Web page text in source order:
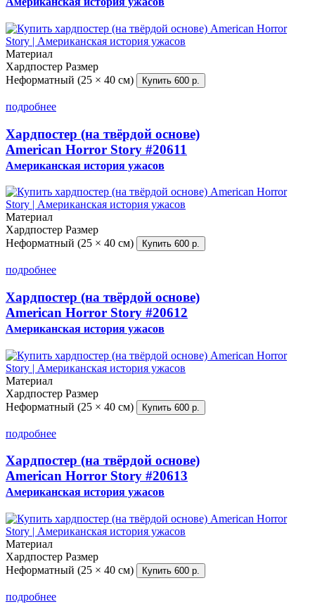
Материал
Хардпостер Размер
Неформатный (25 × 40 см)
Купить 600 р.
подробнее
Хардпостер (на твёрдой основе)
American Horror Story #20611
Американская история ужасов
Материал
Хардпостер Размер
Неформатный (25 × 40 см)
Купить 600 р.
подробнее
Хардпостер (на твёрдой основе)
American Horror Story #20612
Американская история ужасов
Материал
Хардпостер Размер
Неформатный (25 × 40 см)
Купить 600 р.
подробнее
Хардпостер (на твёрдой основе)
American Horror Story #20613
Американская история ужасов
Материал
Хардпостер Размер
Неформатный (25 × 40 см)
Купить 600 р.
подробнее